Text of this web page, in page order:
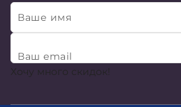
Ваше имя
Ваш email
Хочу много скидок!